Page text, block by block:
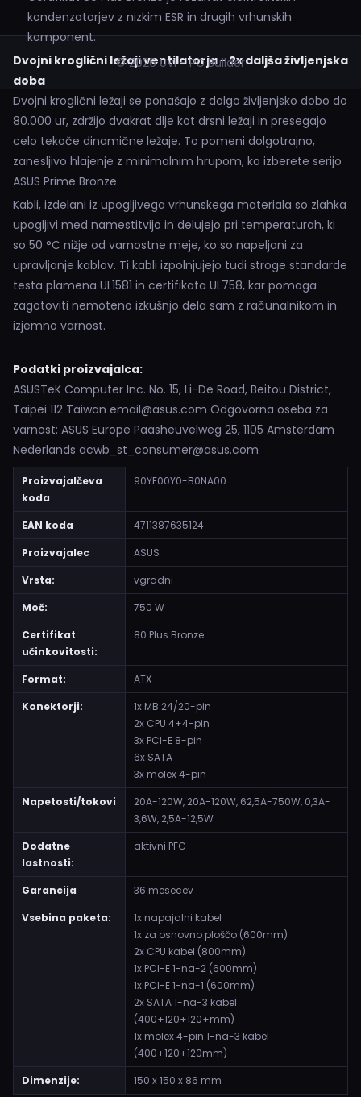
kondenzatorjev z nizkim ESR in drugih vrhunskih
komponent.
Dvojni kroglični ležaji ventilatorja - 2x daljša življenjska
doba
Dvojni kroglični ležaji se ponašajo z dolgo življenjsko dobo do
80.000 ur, zdržijo dvakrat dlje kot drsni ležaji in presegajo
celo tekoče dinamične ležaje. To pomeni dolgotrajno,
zanesljivo hlajenje z minimalnim hrupom, ko izberete serijo
ASUS Prime Bronze.
Kabli, izdelani iz upogljivega vrhunskega materiala so zlahka
upogljivi med namestitvijo in delujejo pri temperaturah, ki
so 50 °C nižje od varnostne meje, ko so napeljani za
upravljanje kablov. Ti kabli izpolnjujejo tudi stroge standarde
testa plamena UL1581 in certifikata UL758, kar pomaga
zagotoviti nemoteno izkušnjo dela sam z računalnikom in
izjemno varnost.
Podatki proizvajalca:
ASUSTeK Computer Inc. No. 15, Li-De Road, Beitou District,
Taipei 112 Taiwan email@asus.com Odgovorna oseba za
varnost: ASUS Europe Paasheuvelweg 25, 1105 Amsterdam
Nederlands acwb_st_consumer@asus.com
Proizvajalčeva
koda
90YE00Y0-B0NA00
EAN koda
4711387635124
Proizvajalec
ASUS
Vrsta:
vgradni
Moč:
750 W
Certifikat
učinkovitosti:
80 Plus Bronze
Format:
ATX
Konektorji:
1x MB 24/20-pin
2x CPU 4+4-pin
3x PCI-E 8-pin
6x SATA
3x molex 4-pin
Napetosti/tokovi
20A-120W, 20A-120W, 62,5A-750W, 0,3A-
3,6W, 2,5A-12,5W
Dodatne
lastnosti:
aktivni PFC
Garancija
36 mesecev
Vsebina paketa:
1x napajalni kabel
1x za osnovno ploščo (600mm)
2x CPU kabel (800mm)
1x PCI-E 1-na-2 (600mm)
1x PCI-E 1-na-1 (600mm)
2x SATA 1-na-3 kabel
(400+120+120+mm)
1x molex 4-pin 1-na-3 kabel
(400+120+120mm)
Dimenzije:
150 x 150 x 86 mm
© 2026 UVI - PC Builder